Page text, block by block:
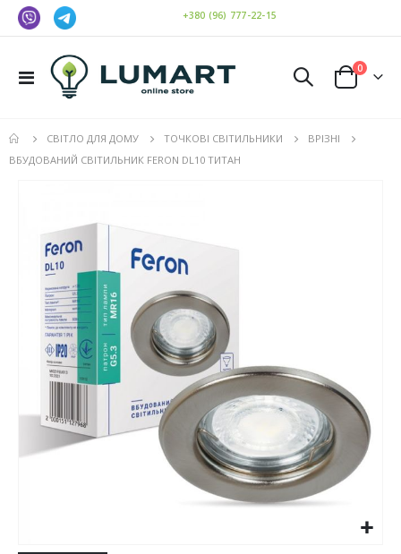
+380 (96) 777-22-15
Toggle
Cart
0
СВІТЛО ДЛЯ ДОМУ ТОЧКОВІ СВІТИЛЬНИКИ
ВРІЗНІ
ВБУДОВАНИЙ СВІТИЛЬНИК FERON DL10 ТИТАН
галереї
зображень